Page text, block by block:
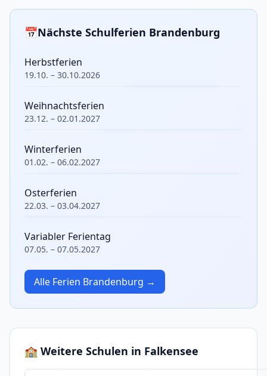
📅Nächste Schulferien Brandenburg
Herbstferien
19.10. – 30.10.2026
Weihnachtsferien
23.12. – 02.01.2027
Winterferien
01.02. – 06.02.2027
Osterferien
22.03. – 03.04.2027
Variabler Ferientag
07.05. – 07.05.2027
Alle Ferien Brandenburg →
🏫 Weitere Schulen in Falkensee